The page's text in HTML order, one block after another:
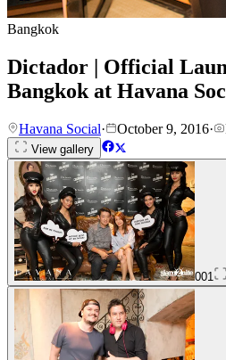
Bangkok
Dictador | Official
Bangkok at Havana
Havana Social· October 9, 2016·
View gallery
001